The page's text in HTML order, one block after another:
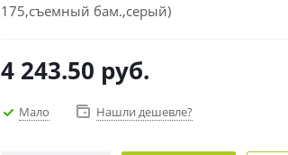
175,съемный бам.,серый)
4 243.50 руб.
Мало Нашли дешевле?